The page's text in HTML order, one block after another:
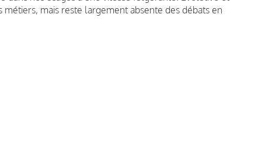
mais reste largement absente des débats en